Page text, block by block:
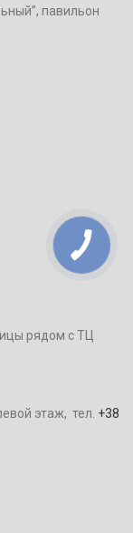
павильон
рядом с ТЦ
этаж, тел. +38